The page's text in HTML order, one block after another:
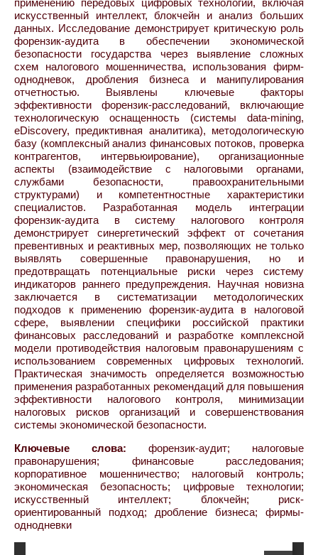
применению передовых цифровых технологий, включая
искусственный интеллект, блокчейн и анализ больших
данных. Исследование демонстрирует критическую роль
форензик-аудита в обеспечении экономической
безопасности государства через выявление сложных
схем налогового мошенничества, использования фирм-
однодневок, дробления бизнеса и манипулирования
отчетностью. Выявлены ключевые факторы
эффективности форензик-расследований, включающие
технологическую оснащенность (системы data-mining,
eDiscovery, предиктивная аналитика), методологическую
базу (комплексный анализ финансовых потоков, проверка
контрагентов, интервьюирование), организационные
аспекты (взаимодействие с налоговыми органами,
службами безопасности, правоохранительными
структурами) и компетентностные характеристики
специалистов. Разработанная модель интеграции
форензик-аудита в систему налогового контроля
демонстрирует синергетический эффект от сочетания
превентивных и реактивных мер, позволяющих не только
выявлять совершенные правонарушения, но и
предотвращать потенциальные риски через систему
индикаторов раннего предупреждения. Научная новизна
заключается в систематизации методологических
подходов к применению форензик-аудита в налоговой
сфере, выявлении специфики российской практики
финансовых расследований и разработке комплексной
модели противодействия налоговым правонарушениям с
использованием современных цифровых технологий.
Практическая значимость определяется возможностью
применения разработанных рекомендаций для повышения
эффективности налогового контроля, минимизации
налоговых рисков организаций и совершенствования
системы экономической безопасности.
Ключевые слова: форензик-аудит; налоговые
правонарушения; финансовые расследования;
корпоративное мошенничество; налоговый контроль;
экономическая безопасность; цифровые технологии;
искусственный интеллект; блокчейн; риск-
ориентированный подход; дробление бизнеса; фирмы-
однодневки